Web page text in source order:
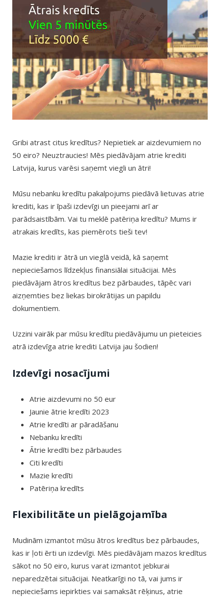
Gribi atrast citus kredītus? Nepietiek ar aizdevumiem no
50 eiro? Neuztraucies! Mēs piedāvājam atrie krediti
Latvija, kurus varēsi saņemt viegli un ātri!
Mūsu nebanku kredītu pakalpojums piedāvā lietuvas atrie
krediti, kas ir īpaši izdevīgi un pieejami arī ar
parādsaistībām. Vai tu meklē patēriņa kredītu? Mums ir
atrakais kredīts, kas piemērots tieši tev!
Mazie krediti ir ātrā un vieglā veidā, kā saņemt
nepieciešamos līdzekļus finansiālai situācijai. Mēs
piedāvājam ātros kredītus bez pārbaudes, tāpēc vari
aizņemties bez liekas birokrātijas un papildu
dokumentiem.
Uzzini vairāk par mūsu kredītu piedāvājumu un pieteicies
atrā izdevīga atrie krediti Latvija jau šodien!
Izdevīgi nosacījumi
Atrie aizdevumi no 50 eur
Jaunie ātrie kredīti 2023
Atrie kredīti ar pāradāšanu
Nebanku kredīti
Ātrie kredīti bez pārbaudes
Citi kredīti
Mazie kredīti
Patēriņa kredīts
Flexibilitāte un pielāgojamība
Mudinām izmantot mūsu ātros kredītus bez pārbaudes,
kas ir ļoti ērti un izdevīgi. Mēs piedāvājam mazos kredītus
sākot no 50 eiro, kurus varat izmantot jebkurai
neparedzētai situācijai. Neatkarīgi no tā, vai jums ir
nepieciešams iepirkties vai samaksāt rēķinus, atrie